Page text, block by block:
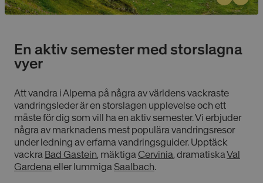
En aktiv semester med storslagna
vyer
Att vandra i Alperna på några av världens vackraste
vandringsleder är en storslagen upplevelse och ett
måste för dig som vill ha en aktiv semester. Vi erbjuder
några av marknadens mest populära vandringsresor
under ledning av erfarna vandringsguider. Upptäck
vackra Bad Gastein, mäktigaCervinia, dramatiskaVal
Gardenaeller lummigaSaalbach.